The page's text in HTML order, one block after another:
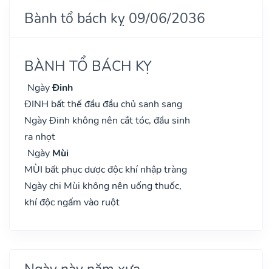
Bành tổ bách kỵ 09/06/2036
BÀNH TỔ BÁCH KỴ
NgàyĐinh
ĐINH bất thế đầu đầu chủ sanh sang
Ngày Đinh không nên cắt tóc, đầu sinh
ra nhọt
Ngày Mùi
MÙI bất phục dược độc khí nhập tràng
Ngày chi Mùi không nên uống thuốc,
khí độc ngấm vào ruột